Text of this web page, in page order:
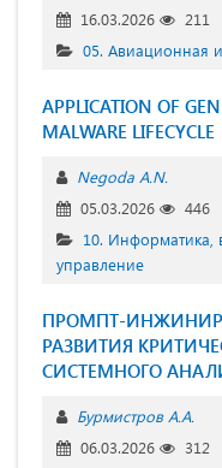
16.03.2026
211
05. Авиационная
APPLICATION OF
MALWARE LIFECYCLE
Negoda A.N.
05.03.2026
446
10. Информатика,
управление
ПРОМПТ-
РАЗВИТИЯ
СИСТЕМНОГО
Бурмистров А.А.
06.03.2026
312